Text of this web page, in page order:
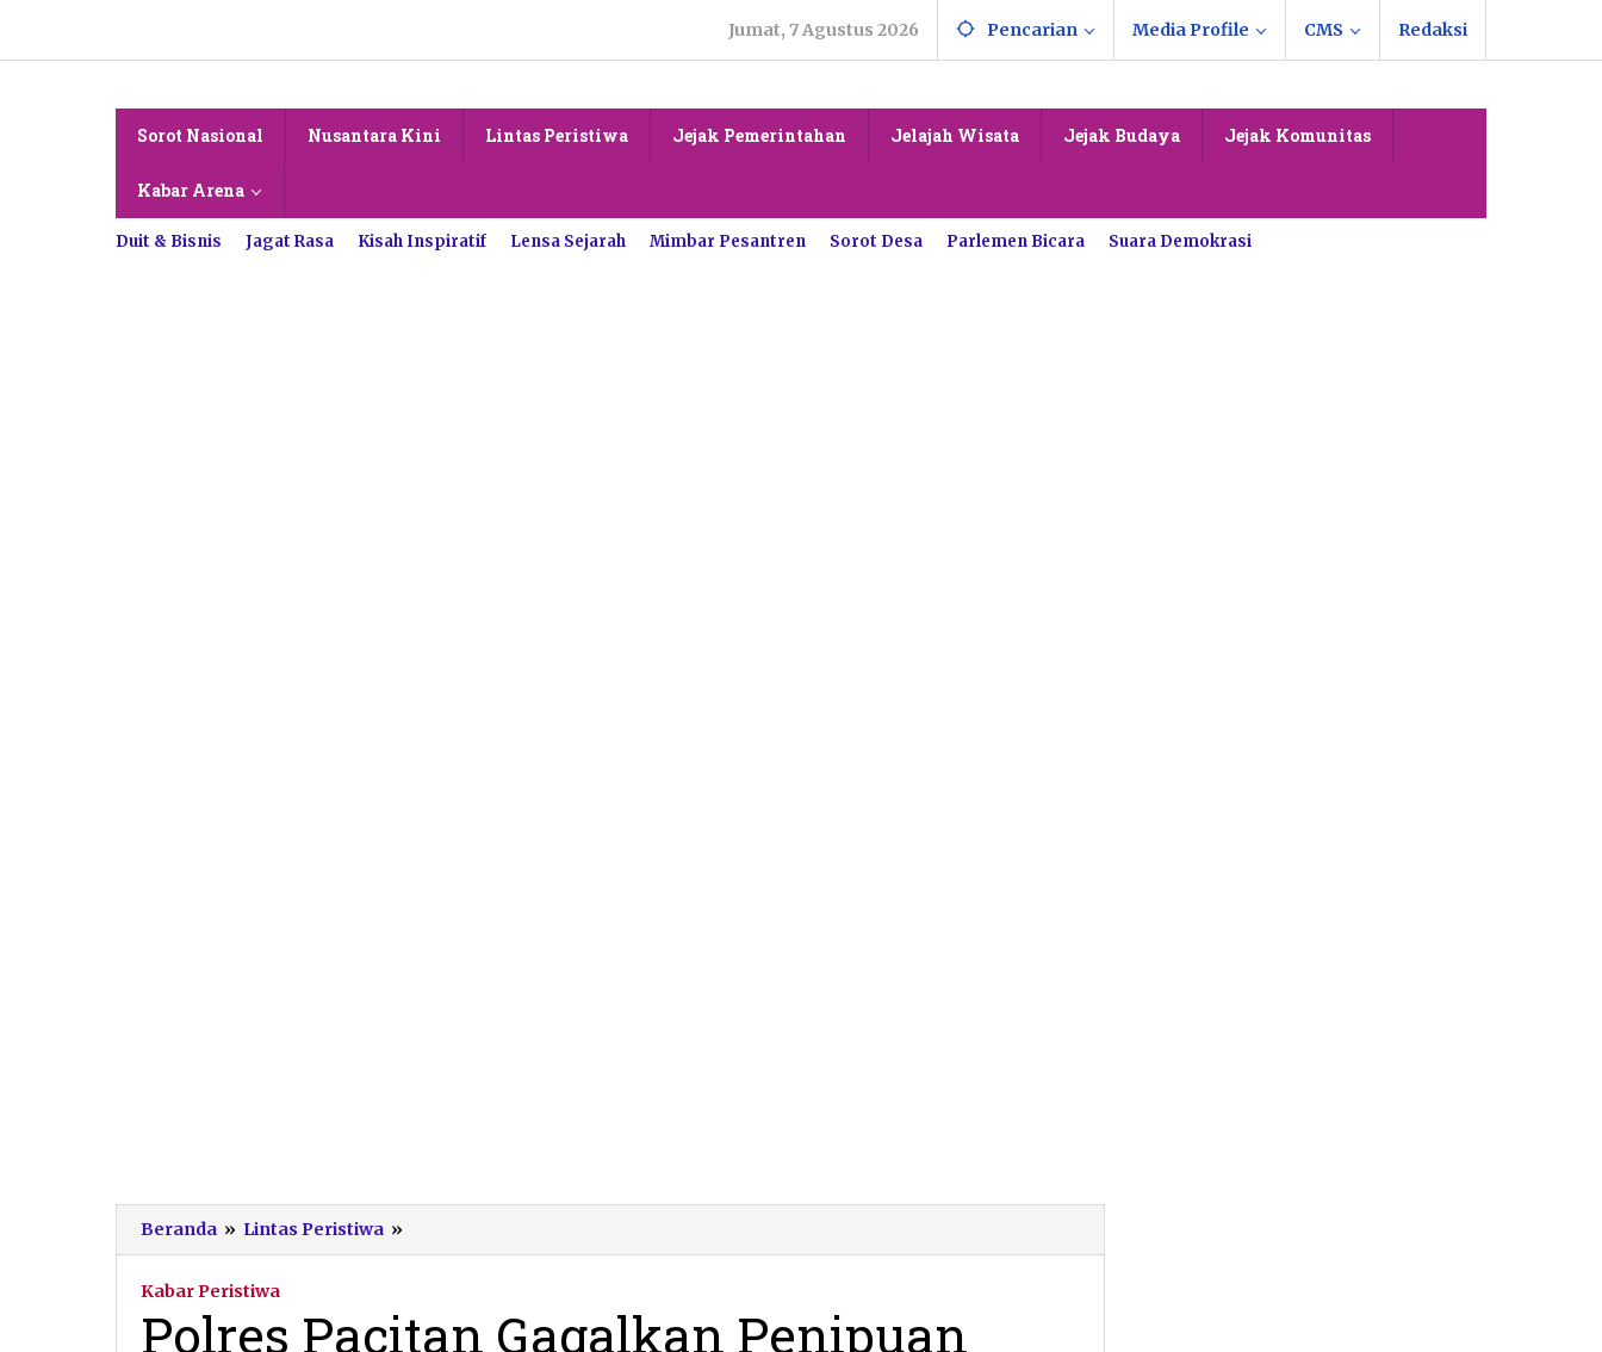
konten
Jumat, 7 Agustus 2026 Pencarian Media Profile CMS Redaksi
Sorot Nasional Nusantara Kini Lintas Peristiwa Jejak Pemerintahan Jelajah Wisata Jejak Budaya Jejak Komunitas
Kabar Arena
Duit & Bisnis Jagat Rasa Kisah Inspiratif Lensa Sejarah Mimbar Pesantren Sorot Desa Parlemen Bicara Suara Demokrasi
Beranda » Lintas Peristiwa »
Pacitan
Daring,
Kabar Peristiwa
Polres Pacitan Gagalkan Penipuan